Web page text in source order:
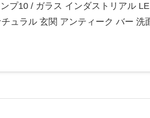
プ10 / ガラス インダストリアル
ュラル 玄関 アンティーク バー